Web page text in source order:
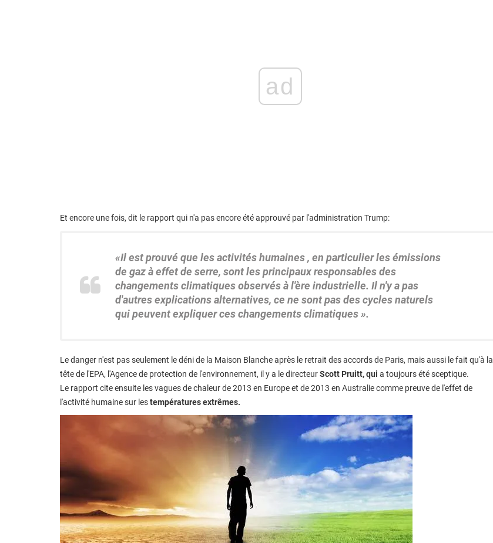
ad
Et encore une fois, dit le rapport qui n'a pas encore été approuvé par l'administration Trump:
«Il est prouvé que les activités humaines , en particulier les émissions
de gaz à effet de serre, sont les principaux responsables des
changements climatiques observés à l'ère industrielle. Il n'y a pas
d'autres explications alternatives, ce ne sont pas des cycles naturels
qui peuvent expliquer ces changements climatiques ».
Le danger n'est pas seulement le déni de la Maison Blanche après le retrait des accords de Paris, mais aussi le fait qu'à la
tête de l'EPA, l'Agence de protection de l'environnement, il y a le directeurScott Pruitt, qui a toujours été sceptique.
Le rapport cite ensuite les vagues de chaleur de 2013 en Europe et de 2013 en Australie comme preuve de l'effet de
l'activité humaine sur lestempératures extrêmes.